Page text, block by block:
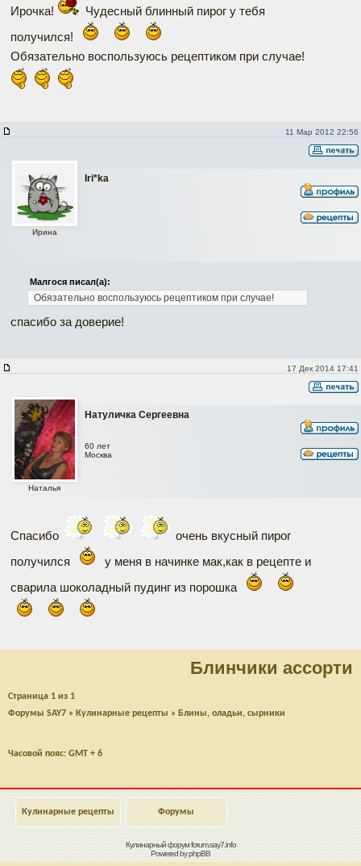
Ирочка!
Чудесный блинный пирог у тебя
получился!
Обязательно воспользуюсь рецептиком при случае!
11 Мар 2012 22:56
Iri*ka
Ирина
Малгося писал(а):
Обязательно воспользуюсь рецептиком при случае!
спасибо за доверие!
17 Дек 2014 17:41
Натуличка Сергеевна
Наталья
60 лет
Москва
Спасибо
очень вкусный пирог
получился
у меня в начинке мак,как в рецепте и
сварила шоколадный пудинг из порошка
Блинчики ассорти
Страница 1 из 1
Форумы SAY7 » Кулинарные рецепты » Блины, оладьи, сырники
Часовой пояс: GMT + 6
Кулинарные рецепты Форумы
Кулинарный форумforum.say7.info
Powered byphpBB